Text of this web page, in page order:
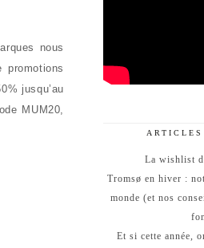
nous
jusqu’au
MUM20,
ARTICLES
La wishlist
Tromsø en hiver :
monde (et nos
Et si cette année,